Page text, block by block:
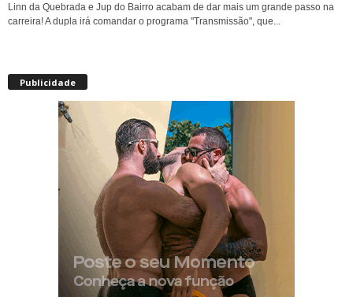
Linn da Quebrada e Jup do Bairro acabam de dar mais um grande passo na
carreira! A dupla irá comandar o programa "Transmissão", que...
Publicidade